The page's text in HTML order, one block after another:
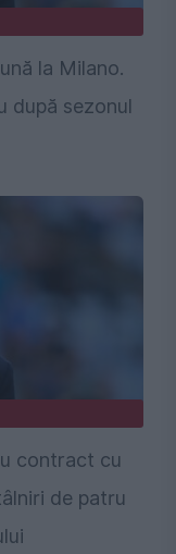
la Milano.
după sezonul
contract cu
de patru